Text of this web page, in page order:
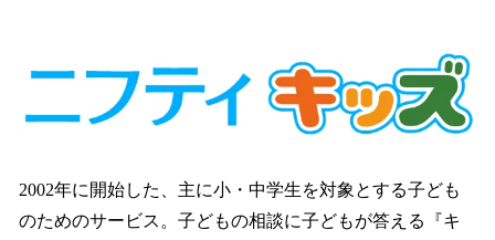
2002年に開始した、主に小・中学生を対象とする子ども
のためのサービス。子どもの相談に子どもが答える『キ